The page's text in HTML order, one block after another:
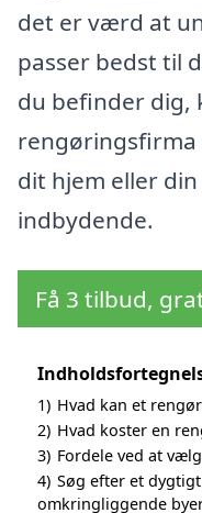
det er værd at
passer bedst til
du befinder dig,
dit hjem eller
indbydende.
Få 3 tilbud,
1) Hvad kan et
2) Hvad koster en
3) Fordele ved at
4) Søg efter et
omkringliggende